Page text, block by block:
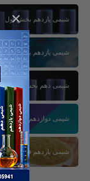
×
شیمی یازدهم بخش اول
شیمی یازدهم بخش سوم
شیمی دهم بخش اول
شیمی دوازدهم بخش سوم
شیمی یازدهم فصل دوم